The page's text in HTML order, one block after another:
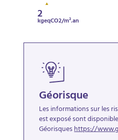
2
kgeqCO2/m².an
Géorisque
Les informations sur les
est exposé sont
Géorisqueshttps://